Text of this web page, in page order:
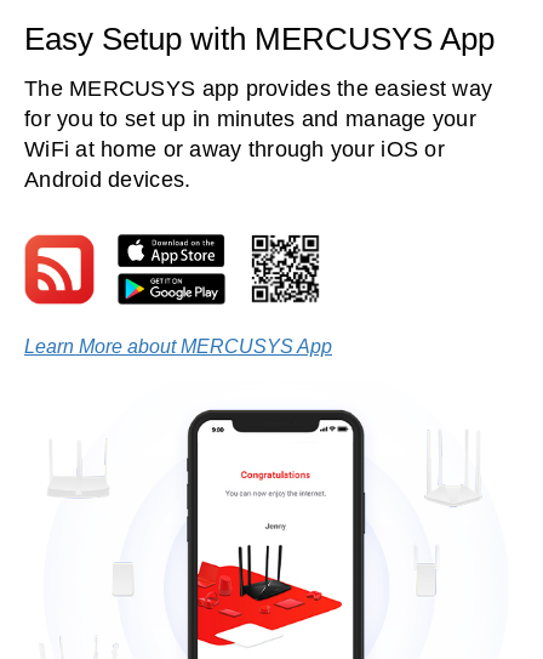
Easy Setup with MERCUSYS App
The MERCUSYS app provides the easiest way
for you to set up in minutes and manage your
WiFi at home or away through your iOS or
Android devices.
Learn More about MERCUSYS App